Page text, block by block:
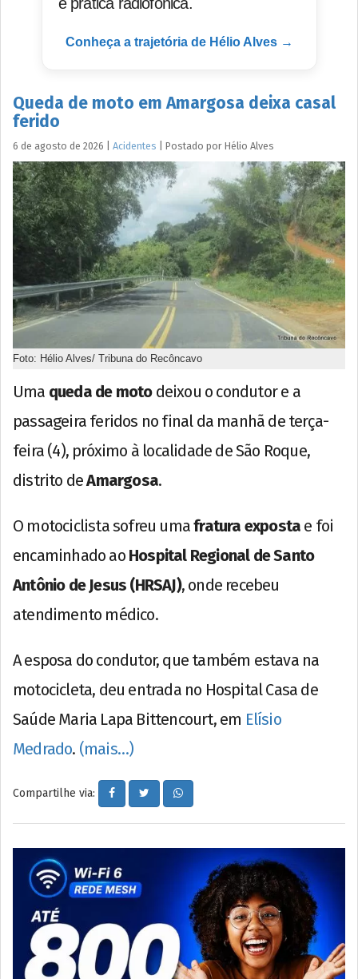
Conheça a trajetória de Hélio Alves →
Queda de moto em Amargosa deixa casal
ferido
6 de agosto de 2026 Acidentes Postado por Hélio Alves
Foto: Hélio Alves/ Tribuna do Recôncavo
Uma queda de motodeixou o condutor e a
passageira feridos no final da manhã de terça-
feira (4), próximo à localidade de São Roque,
distrito deAmargosa.
O motociclista sofreu umafratura exposta e foi
encaminhado ao Hospital Regional de Santo
Antônio de Jesus (HRSAJ), onde recebeu
atendimento médico.
A esposa do condutor, que também estava na
motocicleta, deu entrada no Hospital Casa de
Saúde Maria Lapa Bittencourt, em Elísio
Medrado. (mais…)
Compartilhe via: